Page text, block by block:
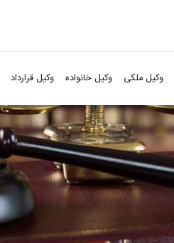
وکیل ملکی وکیل خانواده وکیل قرارداد